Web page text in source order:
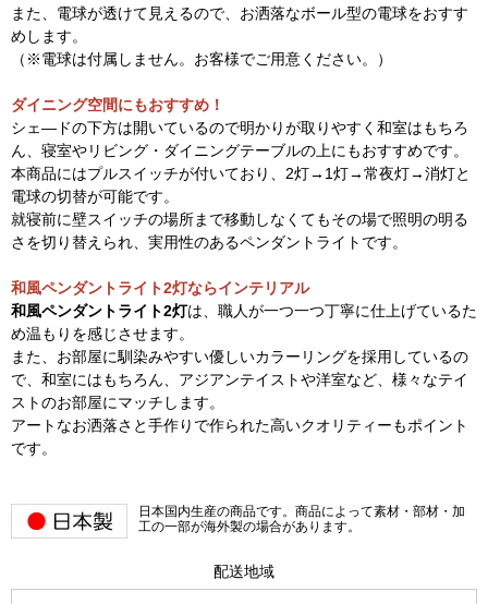
また、電球が透けて見えるので、お洒落なボール型の電球をおすす
めします。
（※電球は付属しません。お客様でご用意ください。）
ダイニング空間にもおすすめ！
シェ―ドの下方は開いているので明かりが取りやすく和室はもちろ
ん、寝室やリビング・ダイニングテーブルの上にもおすすめです。
本商品にはプルスイッチが付いており、2灯→1灯→常夜灯→消灯と
電球の切替が可能です。
就寝前に壁スイッチの場所まで移動しなくてもその場で照明の明る
さを切り替えられ、実用性のあるペンダントライトです。
和風ペンダントライト2灯ならインテリアル
和風ペンダントライト2灯は、職人が一つ一つ丁寧に仕上げているた
め温もりを感じさせます。
また、お部屋に馴染みやすい優しいカラーリングを採用しているの
で、和室にはもちろん、アジアンテイストや洋室など、様々なテイ
ストのお部屋にマッチします。
アートなお洒落さと手作りで作られた高いクオリティーもポイント
です。
日本国内生産の商品です。商品によって素材・部材・加
工の一部が海外製の場合があります。
配送地域